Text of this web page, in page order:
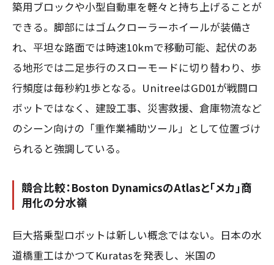
築用ブロックや小型自動車を軽々と持ち上げることが
できる。脚部にはゴムクローラーホイールが装備さ
れ、平坦な路面では時速10kmで移動可能、起伏のあ
る地形では二足歩行のスローモードに切り替わり、歩
行頻度は毎秒約1歩となる。UnitreeはGD01が戦闘ロ
ボットではなく、建設工事、災害救援、倉庫物流など
のシーン向けの「重作業補助ツール」として位置づけ
られると強調している。
競合比較：Boston DynamicsのAtlasと「メカ」商
用化の分水嶺
巨大搭乗型ロボットは新しい概念ではない。日本の水
道橋重工はかつてKuratasを発表し、米国の